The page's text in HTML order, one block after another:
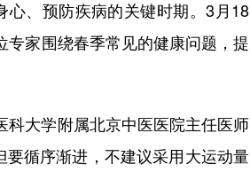
、预防疾病的关键时期。3月18
专家围绕春季常见的健康问题，提
大学附属北京中医医院主任医师
要循序渐进，不建议采用大运动量